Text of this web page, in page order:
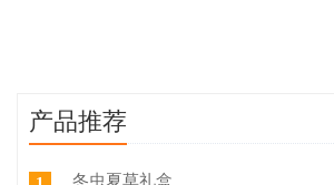
产品推荐
冬虫夏草礼盒